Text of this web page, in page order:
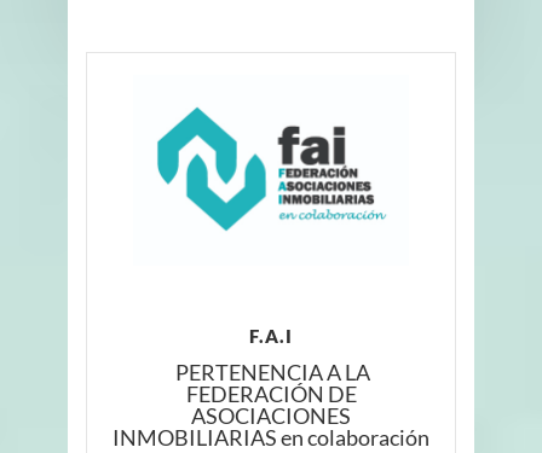
F.A.I
PERTENENCIA A LA
FEDERACIÓN DE
ASOCIACIONES
INMOBILIARIAS en colaboración